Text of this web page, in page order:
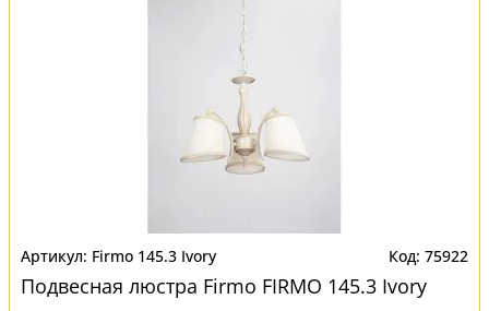
Firmo 145.3 Ivory 75922
Подвесная люстра Firmo FIRMO 145.3 Ivory